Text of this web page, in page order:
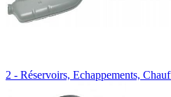
2 - Réservoirs, Echappements,